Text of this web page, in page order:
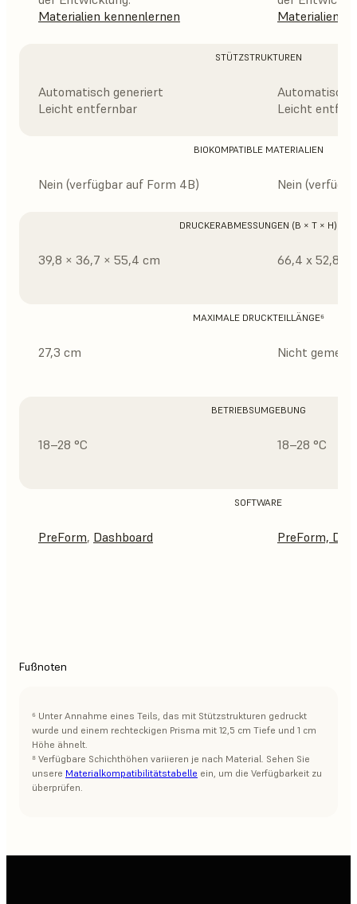
Materialien kennenlernen
Materialien
STÜTZSTRUKTUREN
Automatisch generiert
Leicht entfernbar
Automatisch
Leicht
BIOKOMPATIBLE MATERIALIEN
Nein (verfügbar auf Form 4B) Nein
DRUCKERABMESSUNGEN (B × T × H)
39,8 × 36,7 × 55,4 cm 66,4 x 52,8 x
MAXIMALE DRUCKTEILLÄNGE⁶
27,3 cm Nicht
BETRIEBSUMGEBUNG
18–28 °C 18–28 °C
SOFTWARE
PreForm, Dashboard PreForm,
Fußnoten
⁶ Unter Annahme eines Teils, das mit Stützstrukturen gedruckt
wurde und einem rechteckigen Prisma mit 12,5 cm Tiefe und 1 cm
Höhe ähnelt.
⁸ Verfügbare Schichthöhen variieren je nach Material. Sehen Sie
unsere Materialkompatibilitätstabelle ein, um die Verfügbarkeit zu
überprüfen.